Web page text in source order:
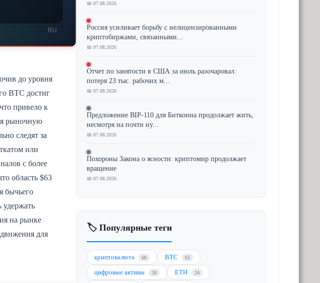
до уровня
BTC достиг
привело к
рыночную
следят за
или
с более
область $63
бычьего
на рынке
для
📅 07.08.2026
Россия усиливает борьбу с нелицензированными
криптобиржами, связанными...
📅 07.08.2026
Отчет по занятости в США за июль разочаровал:
потеря 23 тыс. рабочих м...
📅 07.08.2026
Предложение BIP-110 для Биткоина продолжает жить,
несмотря на почти ну...
📅 07.08.2026
Похороны Закона о ясности: криптомир продолжает
вращение
📅 07.08.2026
🏷️ Популярные теги
криптовалюта 66 BTC 65
цифровые активы 30 ETH 24